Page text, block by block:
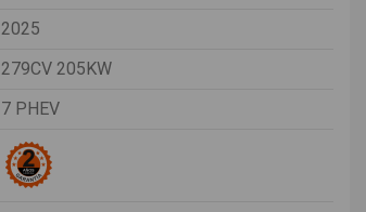
2025
279CV 205KW
7 PHEV